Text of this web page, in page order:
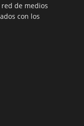
de medios
con los